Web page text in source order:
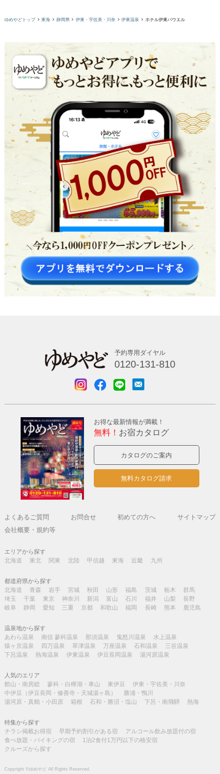
ゆめやどトップ 東海 静岡県 伊東・宇佐美・川奈 伊東温泉 ホテル伊東パウエル
予約専用ダイヤル
0120-131-810
お得な最新情報が満載！
無料！ お宿カタログ
カタログのご案内
無料カタログ請求
よくあるご質問 お問合せ 初めての方へ
サイトマップ
会社概要・規約等
エリアから探す
北海道
東北 関東 北陸 甲信越 東海 近畿 九州
都道府県から探す
北海道
青森 岩手 宮城 秋田 山形 福島 茨城 栃木
群馬
埼玉
千葉 東京 神奈川 新潟 富山 石川 福井 山梨
長野
岐阜
静岡 愛知 三重 京都 和歌山 福岡 長崎 熊本 鹿児島
温泉地から探す
あわら温泉
南信 蓼科温泉 那須温泉 鬼怒川温泉
水上温泉
猿ヶ京温泉
四万温泉 草津温泉 万座温泉 石和温泉
三谷温泉
下呂温泉
熱海温泉 伊東温泉 伊豆長岡温泉 湯河原温泉
人気のエリア
館山・南房総
蓼科・白樺湖・車山 東伊豆
伊東・宇佐美・川奈
中伊豆（伊豆長岡・修善寺・天城湯ヶ島）
勝浦・鴨川
湯河原・真鶴・小田原
箱根 石和・勝沼・塩山 下呂・南飛騨 熱海
特集から探す
チラシ掲載お得宿
早期予約割引がある宿
アルコール飲み放題付の宿
食べ放題・バイキングの宿
1泊2食付1万円以下の格安宿
クルーズから探す
Copyright ©ゆめやど All Rights Reserved.